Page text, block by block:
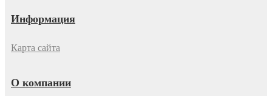
Информация
Карта сайта
О компании